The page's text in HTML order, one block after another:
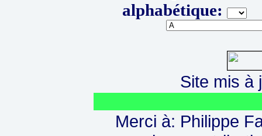
alphabétique:
Site mis à
Merci à: Philippe